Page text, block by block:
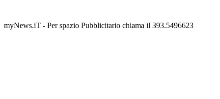
myNews.iT - Per spazio Pubblicitario chiama il 393.5496623